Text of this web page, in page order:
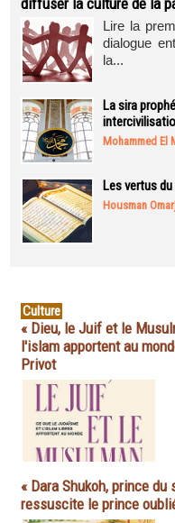
diffuser la culture de la
Lire la
dialogue
la...
La sira
Mohammed El
Les vertus
Housman
Culture
« Dieu, le Juif et le
l'islam apportent au
Privot
« Dara Shukoh, prince du
ressuscite le prince